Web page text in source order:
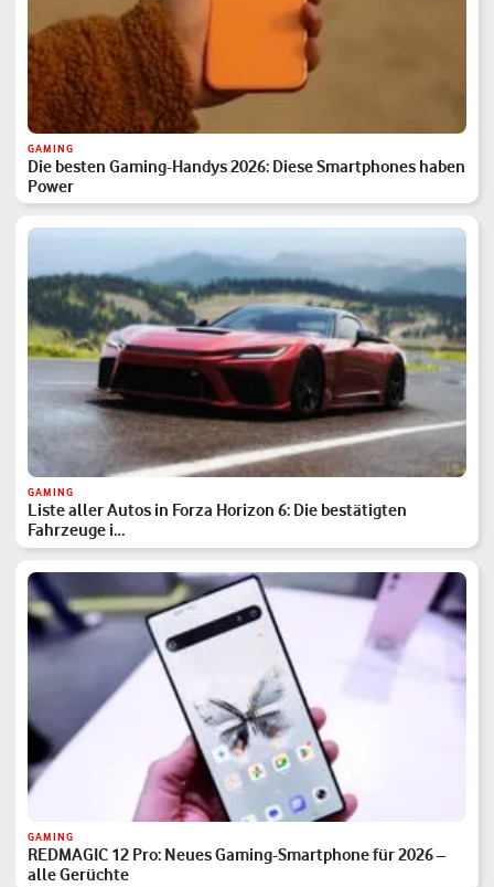
GAMING
Die besten Gaming-Handys 2026: Diese Smartphones haben
Power
GAMING
Liste aller Autos in Forza Horizon 6: Die bestätigten
Fahrzeuge i…
GAMING
REDMAGIC 12 Pro: Neues Gaming-Smartphone für 2026 –
alle Gerüchte